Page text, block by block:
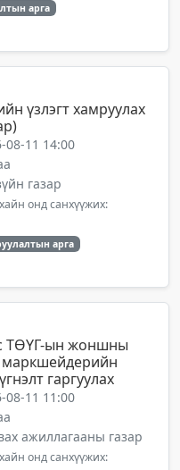
арга
үзлэгт хамруулах
08-11 14:00
газар
онд санхүүжих:
арга
ТӨҮГ-ын жоншны
маркшейдерийн
гаргуулах
08-11 11:00
ажиллагааны газар
онд санхүүжих: